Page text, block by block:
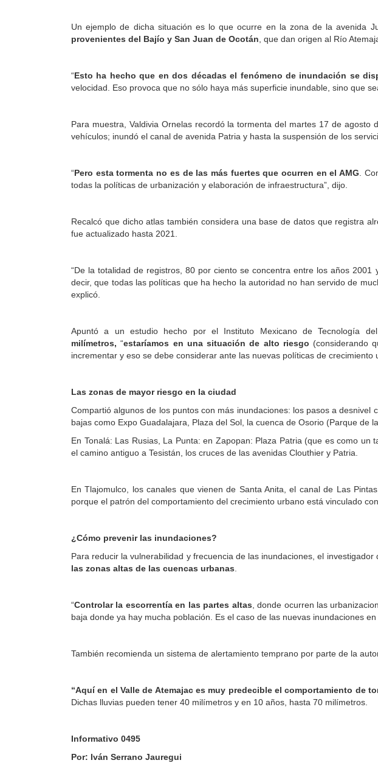
Un ejemplo de dicha situación es lo que ocurre en la zona de la avenida
provenientes del Bajío y San Juan de Ocotán , que dan origen al Río
“Esto ha hecho que en dos décadas el fenómeno de inundación se
velocidad. Eso provoca que no sólo haya más superficie inundable, sino que
Para muestra, Valdivia Ornelas recordó la tormenta del martes 17 de
vehículos; inundó el canal de avenida Patria y hasta la suspensión de los
“Pero esta tormenta no es de las más fuertes que ocurren en el AMG .
todas la políticas de urbanización y elaboración de infraestructura”, dijo.
Recalcó que dicho atlas también considera una base de datos que registra
fue actualizado hasta 2021.
“De la totalidad de registros, 80 por ciento se concentra entre los años 2001
decir, que todas las políticas que ha hecho la autoridad no han servido de
explicó.
Apuntó a un estudio hecho por el Instituto Mexicano de Tecnología
milímetros,“estaríamos en una situación de alto riesgo (considerando
incrementar y eso se debe considerar ante las nuevas políticas de crecimiento
Las zonas de mayor riesgo en la ciudad
Compartió algunos de los puntos con más inundaciones: los pasos a
bajas como Expo Guadalajara, Plaza del Sol, la cuenca de Osorio (Parque de
En Tonalá: Las Rusias, La Punta: en Zapopan: Plaza Patria (que es como un
el camino antiguo a Tesistán, los cruces de las avenidas Clouthier y Patria.
En Tlajomulco, los canales que vienen de Santa Anita, el canal de Las
porque el patrón del comportamiento del crecimiento urbano está vinculado
¿Cómo prevenir las inundaciones?
Para reducir la vulnerabilidad y frecuencia de las inundaciones, el
las zonas altas de las cuencas urbanas
“Controlar la escorrentía en las partes altas , donde ocurren las
baja donde ya hay mucha población. Es el caso de las nuevas inundaciones
También recomienda un sistema de alertamiento temprano por parte de la
“Aquí en el Valle de Atemajac es muy predecible el comportamiento de
Dichas lluvias pueden tener 40 milímetros y en 10 años, hasta 70 milímetros.
Informativo 0495
Por: Iván Serrano Jauregui